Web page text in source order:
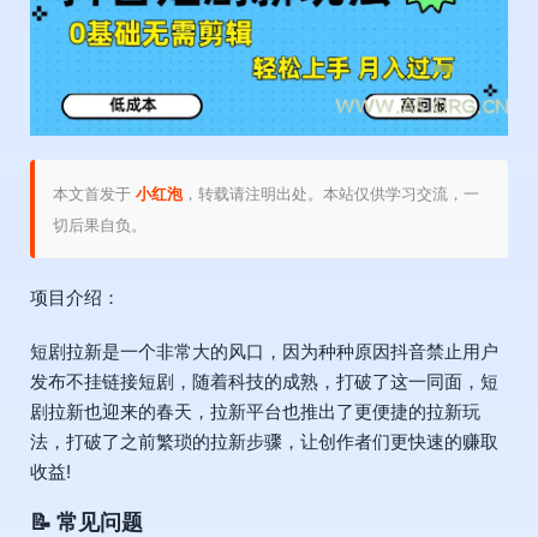
本文首发于 小红泡，转载请注明出处。本站仅供学习交流，一
切后果自负。
项目介绍：
短剧拉新是一个非常大的风口，因为种种原因抖音禁止用户
发布不挂链接短剧，随着科技的成熟，打破了这一同面，短
剧拉新也迎来的春天，拉新平台也推出了更便捷的拉新玩
法，打破了之前繁琐的拉新步骤，让创作者们更快速的赚取
收益!
📝 常见问题